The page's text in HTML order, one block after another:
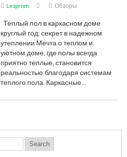
Lesprom Обзоры
Теплый пол в каркасном доме
круглый год: секрет в надежном
утеплении Мечта о теплом и
уютном доме, где полы всегда
приятно теплые, становится
реальностью благодаря системам
теплого пола. Каркасные…